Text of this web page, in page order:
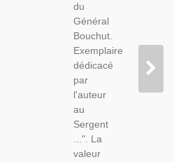
du
Général
Bouchut.
Exemplaire
dédicacé
par
l'auteur
au
Sergent
...". La
valeur